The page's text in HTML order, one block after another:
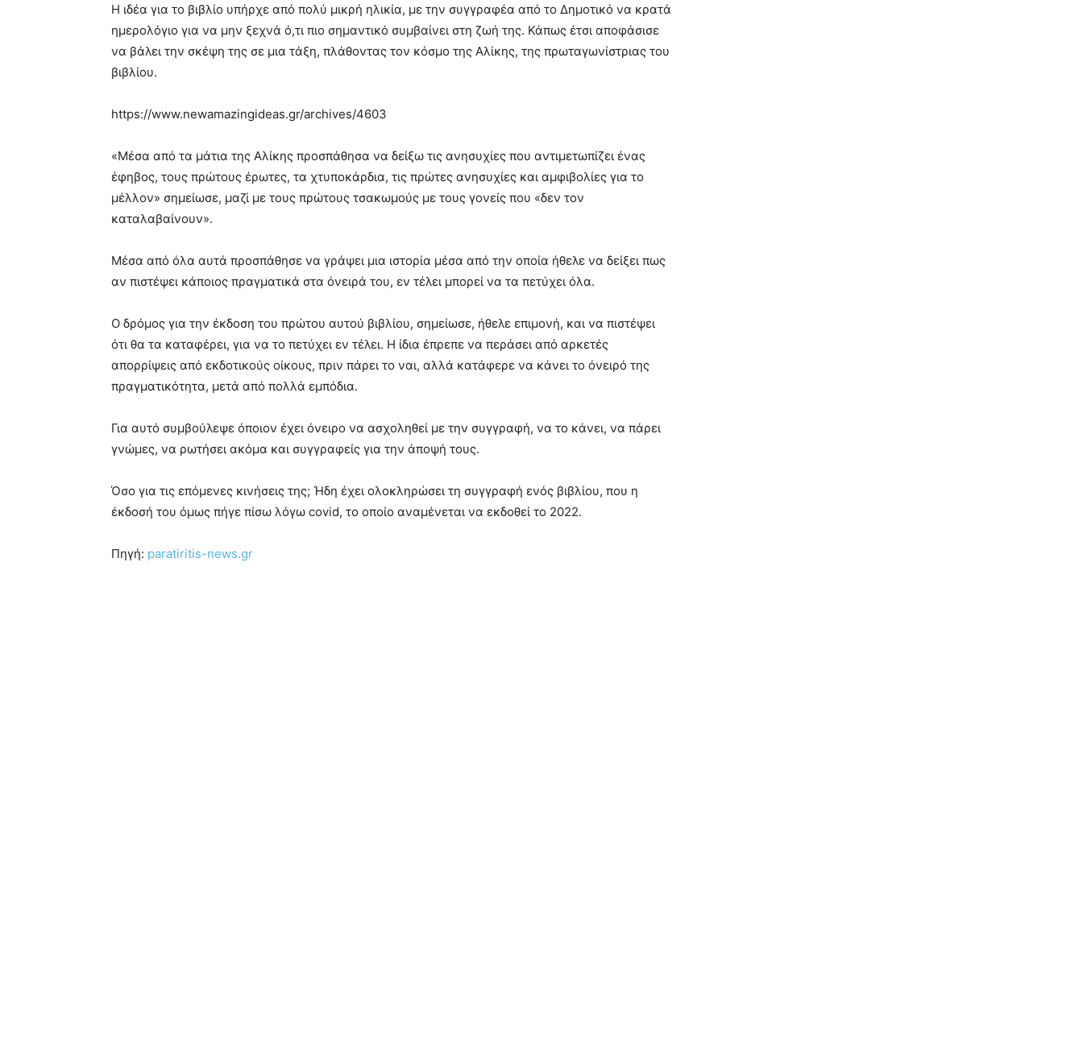
Η ιδέα για το βιβλίο υπήρχε από πολύ μικρή ηλικία, με την συγγραφέα από το Δημοτικό να κρατά
ημερολόγιο για να μην ξεχνά ό,τι πιο σημαντικό συμβαίνει στη ζωή της. Κάπως έτσι αποφάσισε
να βάλει την σκέψη της σε μια τάξη, πλάθοντας τον κόσμο της Αλίκης, της πρωταγωνίστριας του
βιβλίου.
https://www.newamazingideas.gr/archives/4603
«Μέσα από τα μάτια της Αλίκης προσπάθησα να δείξω τις ανησυχίες που αντιμετωπίζει ένας
έφηβος, τους πρώτους έρωτες, τα χτυποκάρδια, τις πρώτες ανησυχίες και αμφιβολίες για το
μέλλον» σημείωσε, μαζί με τους πρώτους τσακωμούς με τους γονείς που «δεν τον
καταλαβαίνουν».
Μέσα από όλα αυτά προσπάθησε να γράψει μια ιστορία μέσα από την οποία ήθελε να δείξει πως
αν πιστέψει κάποιος πραγματικά στα όνειρά του, εν τέλει μπορεί να τα πετύχει όλα.
Ο δρόμος για την έκδοση του πρώτου αυτού βιβλίου, σημείωσε, ήθελε επιμονή, και να πιστέψει
ότι θα τα καταφέρει, για να το πετύχει εν τέλει. Η ίδια έπρεπε να περάσει από αρκετές
απορρίψεις από εκδοτικούς οίκους, πριν πάρει το ναι, αλλά κατάφερε να κάνει το όνειρό της
πραγματικότητα, μετά από πολλά εμπόδια.
Για αυτό συμβούλεψε όποιον έχει όνειρο να ασχοληθεί με την συγγραφή, να το κάνει, να πάρει
γνώμες, να ρωτήσει ακόμα και συγγραφείς για την άποψή τους.
Όσο για τις επόμενες κινήσεις της; Ήδη έχει ολοκληρώσει τη συγγραφή ενός βιβλίου, που η
έκδοσή του όμως πήγε πίσω λόγω covid, το οποίο αναμένεται να εκδοθεί το 2022.
Πηγή: paratiritis-news.gr